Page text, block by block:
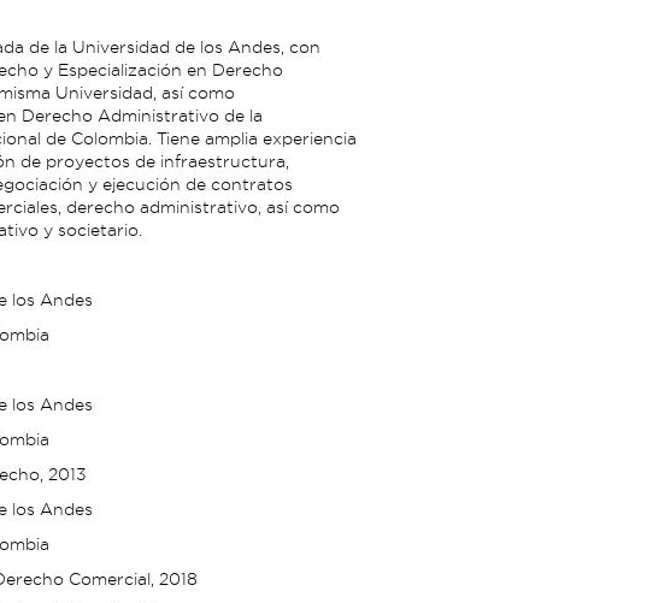
de la Universidad de los Andes, con
y Especialización en Derecho
Universidad, así como
Derecho Administrativo de la
de Colombia. Tiene amplia experiencia
de proyectos de infraestructura,
y ejecución de contratos
derecho administrativo, así como
y societario.
los Andes
los Andes
2013
los Andes
Comercial, 2018